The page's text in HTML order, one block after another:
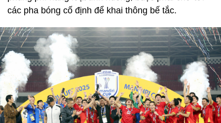
các pha bóng cố định để khai thông bế tắc.